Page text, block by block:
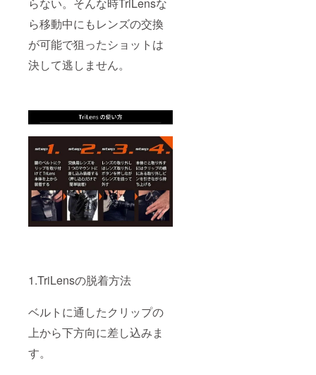
らない。そんな時TriLensな
ら移動中にもレンズの交換
が可能で狙ったショットは
決して逃しません。
1.TriLensの脱着方法
ベルトに通したクリップの
上から下方向に差し込みま
す。